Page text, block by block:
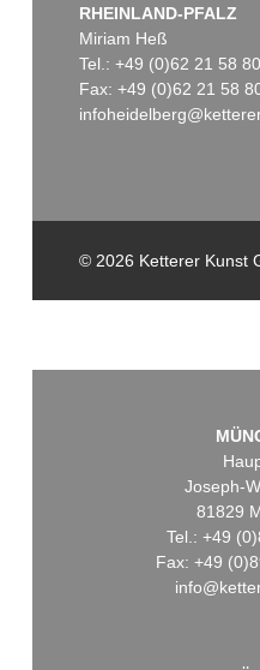
RHEINLAND-PFALZ
Miriam Heß
Tel.: +49 (0)62 21 58
Fax: +49 (0)62 21 58
© 2026 Ketterer Kunst
Joseph-
81829
Tel.: +49
Fax: +49